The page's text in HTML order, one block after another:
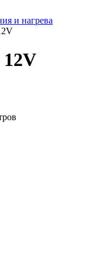
и нагрева